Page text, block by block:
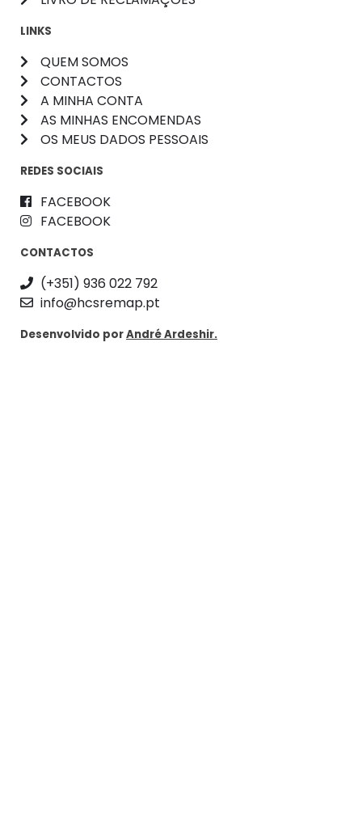
LINKS
QUEM SOMOS
CONTACTOS
A MINHA CONTA
AS MINHAS ENCOMENDAS
OS MEUS DADOS PESSOAIS
REDES SOCIAIS
FACEBOOK
FACEBOOK
CONTACTOS
(+351) 936 022 792
info@hcsremap.pt
Desenvolvido porAndré Ardeshir.